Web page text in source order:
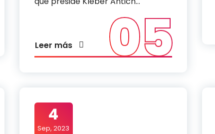
Leer más 05
4
Sep, 2023